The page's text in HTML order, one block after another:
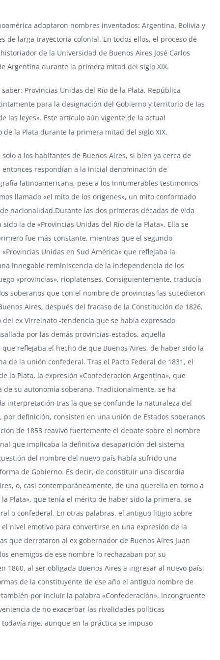
adoptaron nombres inventados: Argentina, Bolivia y
de larga trayectoria colonial. En todos ellos, el proceso de
de la Universidad de Buenos Aires José Carlos
Argentina durante la primera mitad del siglo XIX.
Provincias Unidas del Río de la Plata, República
para la designación del Gobierno y territorio de las
las leyes». Este artículo aún vigente de la actual
la Plata durante la primera mitad del siglo XIX.
a los habitantes de Buenos Aires, si bien ya cerca de
respondían a la inicial denominación de
latinoamericana, pese a los innumerables testimonios
llamado «el mito de los orígenes», un mito conformado
nacionalidad.Durante las dos primeras décadas de vida
la de «Provincias Unidas del Río de la Plata». Ella se
fue más constante, mientras que el segundo
Unidas en Sud América» que reflejaba la
innegable reminiscencia de la independencia de los
«provincias», rioplatenses. Consiguientemente, traducía
soberanos que con el nombre de provincias las sucedieron
Aires, después del fracaso de la Constitución de 1826,
ex Virreinato -tendencia que se había expresado
por las demás provincias-estados, aquella
reflejaba el hecho de que Buenos Aires, de haber sido la
de la unión confederal. Tras el Pacto Federal de 1831, el
la Plata, la expresión «Confederación Argentina», que
su autonomía soberana. Tradicionalmente, se ha
interpretación tras la que se confunde la naturaleza del
definición, consisten en una unión de Estados soberanos
de 1853 reavivó fuertemente el debate sobre el nombre
que implicaba la definitiva desaparición del sistema
del nombre del nuevo país había sufrido una
de Gobierno. Es decir, de constituir una discordia
o, casi contemporáneamente, de una querella en torno a
Plata», que tenía el mérito de haber sido la primera, se
o confederal. En otras palabras, el antiguo litigio sobre
nivel emotivo para convertirse en una expresión de la
que derrotaron al ex gobernador de Buenos Aires Juan
enemigos de ese nombre lo rechazaban por su
al ser obligada Buenos Aires a ingresar al nuevo país,
de la constituyente de ese año el antiguo nombre de
por incluir la palabra «Confederación», incongruente
de no exacerbar las rivalidades políticas
rige, aunque en la práctica se impuso